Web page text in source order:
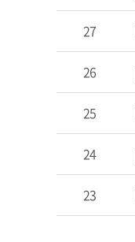
27
26
25
24
23